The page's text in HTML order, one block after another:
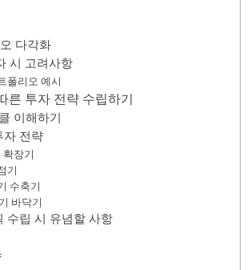
다각화
시 고려사항
폴리오 예시
른 투자 전략 수립하기
이해하기
자 전략
확장기
기
수축기
바닥기
수립 시 유념할 사항